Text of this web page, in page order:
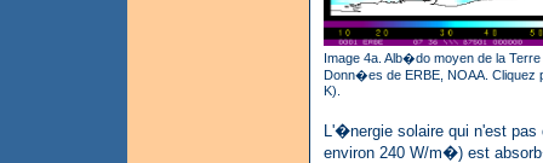
Image 4a. Alb�do moyen de la Terre
Donn�es de ERBE, NOAA. Cliquez
K).
L'�nergie solaire qui n'est
environ 240 W/m�) est